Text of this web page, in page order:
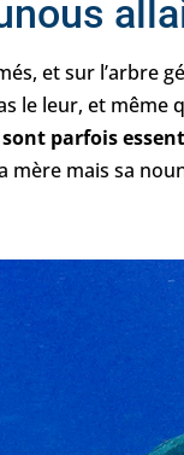
et sur
le leur, et même
sont parfois
mais sa